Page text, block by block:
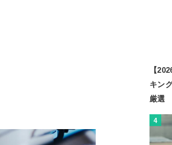
【
キン
厳選
4